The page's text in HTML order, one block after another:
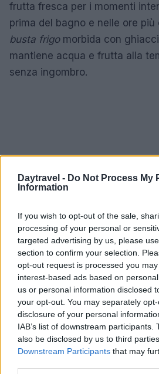
Daytravel - Do Not Process My
Information
If you wish to opt-out of the sale,
processing of your personal or
targeted advertising by us, please
section to confirm your selection.
opt-out request is processed you
interest-based ads based on
us or personal information disclosed
your opt-out. You may separately
disclosure of your personal
IAB’s list of downstream participants.
also be disclosed by us to third
Downstream Participants that may
frutta fresca per i momenti
prima del bagno e nelle ore più
busta frigomorbida con
mantiene acqua e frutta alla
senza ingombro.
0,5 l/ora come riferimento,
Sali minerali leggeri o
Snack lenti (frutta secca)
Niente alcol prima del
Soft cooler con ghiaccio